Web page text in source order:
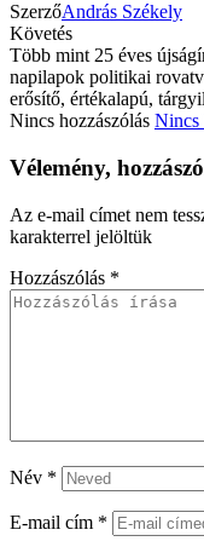
SzerzőAndrás Székely
Követés
Több mint 25 éves
napilapok politikai
erősítő, értékalapú,
Nincs hozzászólás Nincs
Vélemény,
Az e-mail címet nem
karakterrel jelöltük
Hozzászólás *
Név *
E-mail cím *